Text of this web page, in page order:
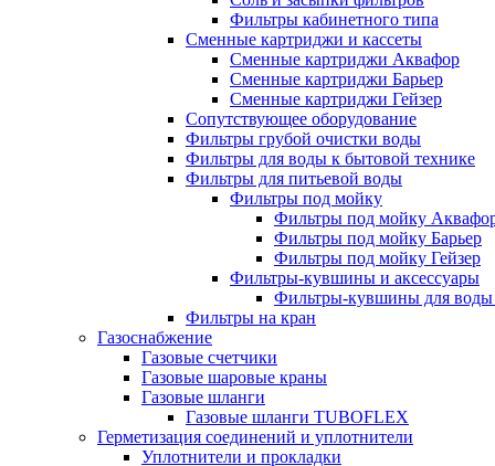
Фильтры кабинетного типа
Сменные картриджи и кассеты
Сменные картриджи Аквафор
Сменные картриджи Барьер
Сменные картриджи Гейзер
Сопутствующее оборудование
Фильтры грубой очистки воды
Фильтры для воды к бытовой технике
Фильтры для питьевой воды
Фильтры под мойку
Фильтры под мойку
Фильтры под мойку Барьер
Фильтры под мойку Гейзер
Фильтры-кувшины и аксессуары
Фильтры-кувшины для
Фильтры на кран
Газоснабжение
Газовые счетчики
Газовые шаровые краны
Газовые шланги
Газовые шланги TUBOFLEX
Герметизация соединений и уплотнители
Уплотнители и прокладки